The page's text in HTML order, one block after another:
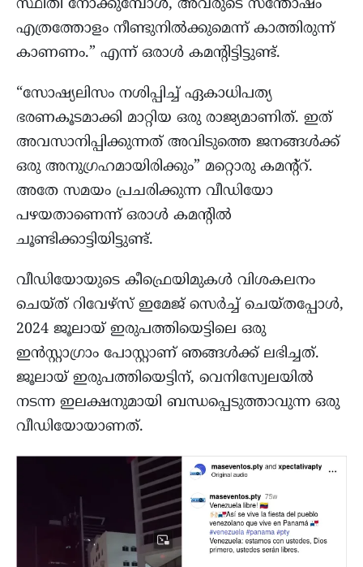
സ്ഥിതി നോക്കുമ്പോൾ, അവരുടെ സന്തോഷം
എത്രത്തോളം നീണ്ടുനിൽക്കുമെന്ന് കാത്തിരുന്ന്
കാണണം.” എന്ന് ഒരാൾ കമന്റിട്ടിട്ടുണ്ട്.
“സോഷ്യലിസം നശിപ്പിച്ച് ഏകാധിപത്യ
ഭരണകൂടമാക്കി മാറ്റിയ ഒരു രാജ്യമാണിത്. ഇത്
അവസാനിപ്പിക്കുന്നത് അവിടുത്തെ ജനങ്ങൾക്ക്
ഒരു അനുഗ്രഹമായിരിക്കും” മറ്റൊരു കമന്റ്റ്.
അതേ സമയം പ്രചരിക്കുന്ന വീഡിയോ
പഴയതാണെന്ന് ഒരാൾ കമന്റിൽ
ചൂണ്ടിക്കാട്ടിയിട്ടുണ്ട്.
വീഡിയോയുടെ കീഫ്രെയിമുകൾ വിശകലനം
ചെയ്ത് റിവേഴ്‌സ് ഇമേജ് സെർച്ച് ചെയ്തപ്പോൾ,
2024 ജൂലായ് ഇരുപത്തിയെട്ടിലെ ഒരു
ഇൻസ്റ്റാഗ്രാം പോസ്റ്റാണ് ഞങ്ങൾക്ക് ലഭിച്ചത്.
ജൂലായ് ഇരുപത്തിയെട്ടിന്, വെനിസ്വേലയിൽ
നടന്ന ഇലക്ഷനുമായി ബന്ധപ്പെടുത്താവുന്ന ഒരു
വീഡിയോയാണത്.